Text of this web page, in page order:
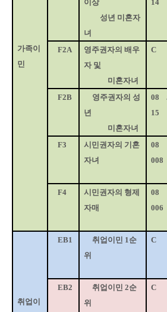
가족이
민
이상
성년 미혼자
녀
14
F2A
영주권자의 배우
자 및
미혼자녀
C
F2B
영주권자의 성
년
미혼자녀
08
15
F3
시민권자의 기혼
자녀
08
008
F4
시민권자의 형제
자매
08
006
취업이
EB1 취업이민 1순
위
C
EB2 취업이민 2순
위
C